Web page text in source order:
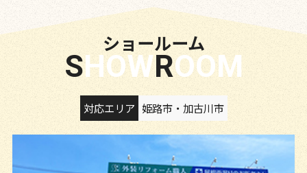
ショールーム
SHOW ROOM
対応エリア 姫路市・加古川市